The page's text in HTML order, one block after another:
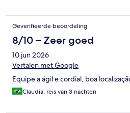
Geverifieerde beoordeling
8/10 – Zeer goed
10 jun 2026
Vertalen met Google
Equipe a ágil e cordial, boa
Claudia, reis van 3 nachten